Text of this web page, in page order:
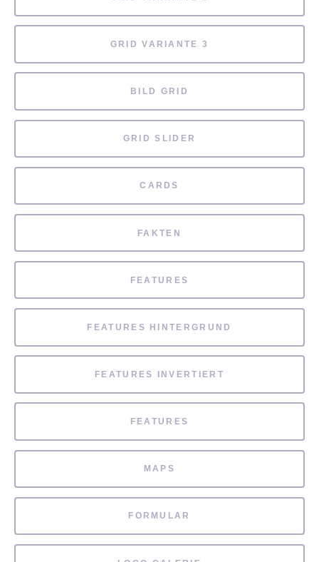
GRID VARIANTE 3
BILD GRID
GRID SLIDER
CARDS
FAKTEN
FEATURES
FEATURES HINTERGRUND
FEATURES INVERTIERT
FEATURES
MAPS
FORMULAR